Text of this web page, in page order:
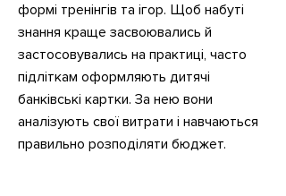
формі тренінгів та ігор. Щоб набуті
знання краще засвоювались й
застосовувались на практиці, часто
підліткам оформляють дитячі
банківські картки. За нею вони
аналізують свої витрати і навчаються
правильно розподіляти бюджет.